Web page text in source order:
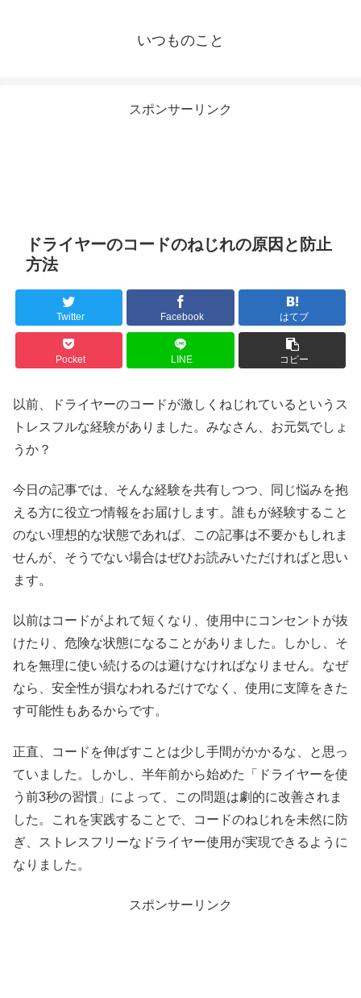
いつものこと
スポンサーリンク
ドライヤーのコードのねじれの原因と防止
方法
Twitter Facebook はてブ
Pocket LINE コピー
以前、ドライヤーのコードが激しくねじれているというス
トレスフルな経験がありました。みなさん、お元気でしょ
うか？
今日の記事では、そんな経験を共有しつつ、同じ悩みを抱
える方に役立つ情報をお届けします。誰もが経験すること
のない理想的な状態であれば、この記事は不要かもしれま
せんが、そうでない場合はぜひお読みいただければと思い
ます。
以前はコードがよれて短くなり、使用中にコンセントが抜
けたり、危険な状態になることがありました。しかし、そ
れを無理に使い続けるのは避けなければなりません。なぜ
なら、安全性が損なわれるだけでなく、使用に支障をきた
す可能性もあるからです。
正直、コードを伸ばすことは少し手間がかかるな、と思っ
ていました。しかし、半年前から始めた「ドライヤーを使
う前3秒の習慣」によって、この問題は劇的に改善されま
した。これを実践することで、コードのねじれを未然に防
ぎ、ストレスフリーなドライヤー使用が実現できるように
なりました。
スポンサーリンク